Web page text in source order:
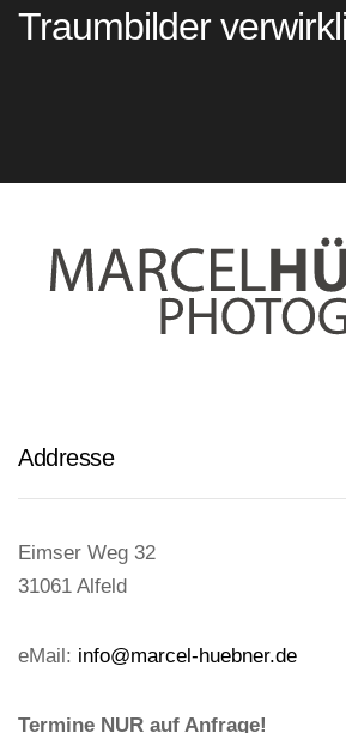
Traumbilder
Addresse
Eimser Weg 32
31061 Alfeld
eMail: info@marcel-huebner.de
Termine NUR auf Anfrage!